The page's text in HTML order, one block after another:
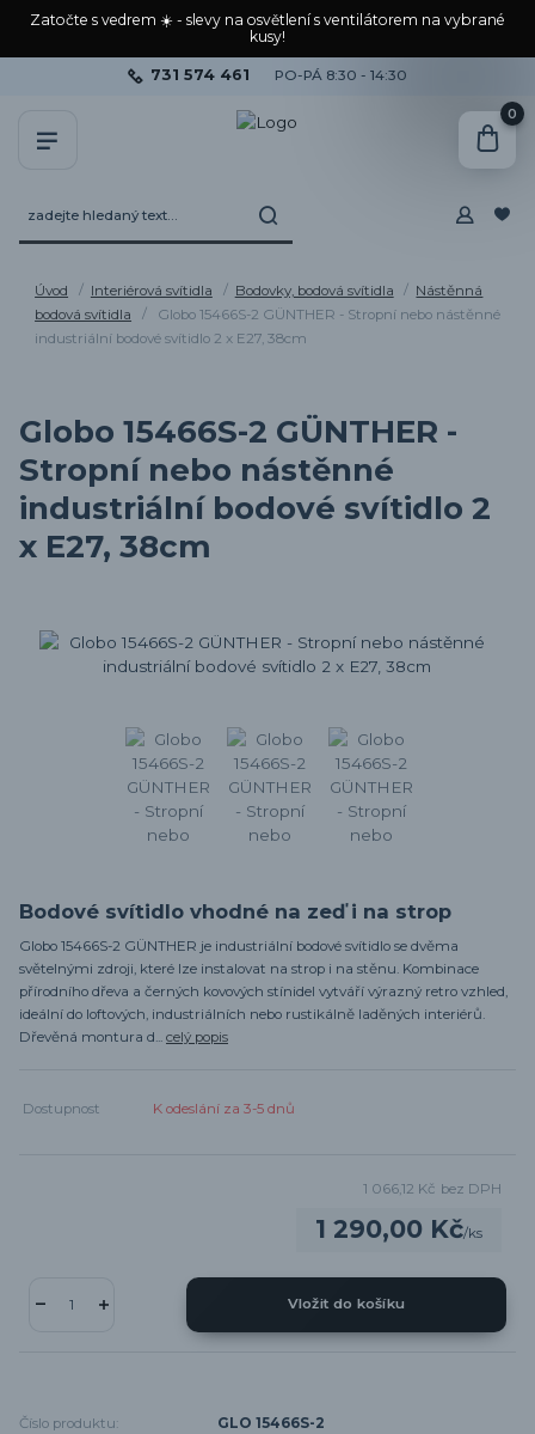
Zatočte s vedrem ☀️ - slevy na osvětlení s ventilátorem na vybrané
kusy!
731 574 461 PO-PÁ 8:30 - 14:30
0
Úvod Interiérová svítidla Bodovky, bodová svítidla
Nástěnná
bodová svítidla
Globo 15466S-2 GÜNTHER - Stropní nebo nástěnné
industriální bodové svítidlo 2 x E27, 38cm
Globo 15466S-2 GÜNTHER -
Stropní nebo nástěnné
industriální bodové svítidlo 2
x E27, 38cm
Bodové svítidlo vhodné na zeď i na strop
Globo 15466S-2 GÜNTHER je industriální bodové svítidlo se dvěma
světelnými zdroji, které lze instalovat na strop i na stěnu. Kombinace
přírodního dřeva a černých kovových stínidel vytváří výrazný retro vzhled,
ideální do loftových, industriálních nebo rustikálně laděných interiérů.
Dřevěná montura d... celý popis
Dostupnost K odeslání za 3-5 dnů
1 290,00 Kč/ks
1 066,12 Kč bez DPH
Vložit do košíku
Číslo produktu:
GLO 15466S-2